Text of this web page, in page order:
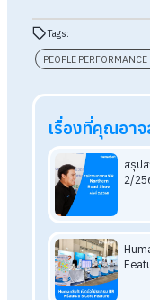
ถูกเวลา และถูกวิ
คนที่เขาเชื่อถือและ
4.
ประสบการณ์ที่พนั
เคลื่อนขององค์กร
สนับสนุนที่เพียงพ
70% ที่เหลือพวกเ
HR ต้อง